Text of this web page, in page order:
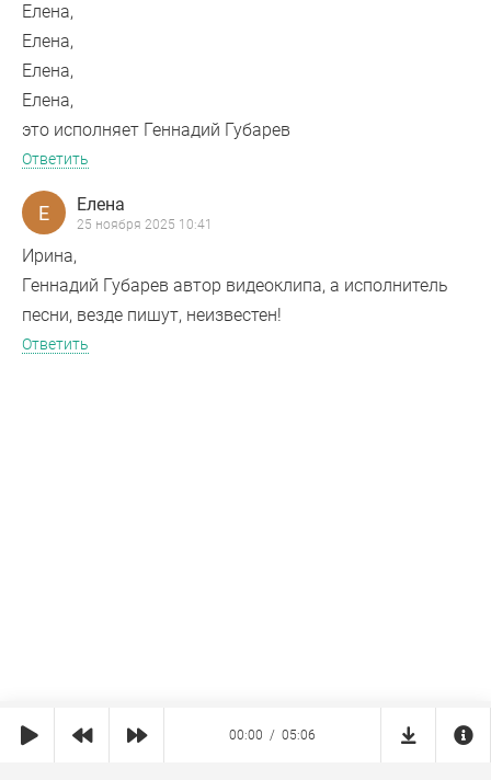
Елена,
Елена,
Елена,
Елена,
это исполняет Геннадий Губарев
Ответить
Е Елена
25 ноября 2025 10:41
Ирина,
Геннадий Губарев автор видеоклипа, а исполнитель
песни, везде пишут, неизвестен!
Ответить
00:00 05:06